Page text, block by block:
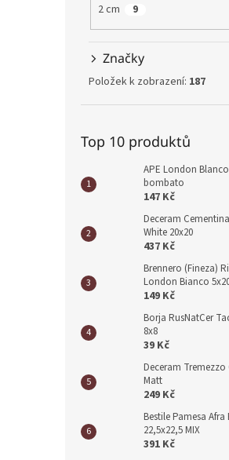
2 cm 9
Značky
Položek k zobrazení: 187
Top 10 produktů
APE London
bombato
147 Kč
Deceram
White 20x20
437 Kč
Brennero (Fineza)
London Bianco
149 Kč
Borja RusNatCer
8x8
39 Kč
Deceram
Matt
249 Kč
Bestile Pamesa Afra
22,5x22,5 MIX
391 Kč